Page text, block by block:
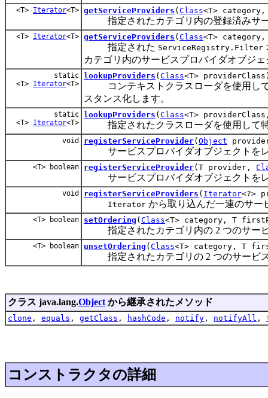
<T> Iterator<T> getServiceProviders ( Class<T>
指定されたカテゴリ内の登録済みサ
<T> Iterator<T> getServiceProviders ( Class<T>
指定された ServiceRegistry.Filter
カテゴリ内のサービスプロバイダオブジ
static
<T> Iterator<T>
lookupProviders ( Class<T>
コンテキストクラスローダを使用して
スタンス化します。
static
<T> Iterator<T>
lookupProviders ( Class<T>
指定されたクラスローダを使用して特
void registerServiceProvider( Object
サービスプロバイダオブジェクトをレ
<T> boolean registerServiceProvider(T provider,
サービスプロバイダオブジェクトをレ
void registerServiceProviders ( Iterator<?>
Iterator から取り込んだ一連のサー
<T> boolean setOrdering ( Class<T> category, T
指定されたカテゴリ内の 2 つのサービ
<T> boolean unsetOrdering ( Class<T> category, T
指定されたカテゴリの 2 つのサービス
クラス java.lang.Object から継承されたメソッド
clone , equals , getClass , hashCode , notify , notifyAll ,
コンストラクタの詳細